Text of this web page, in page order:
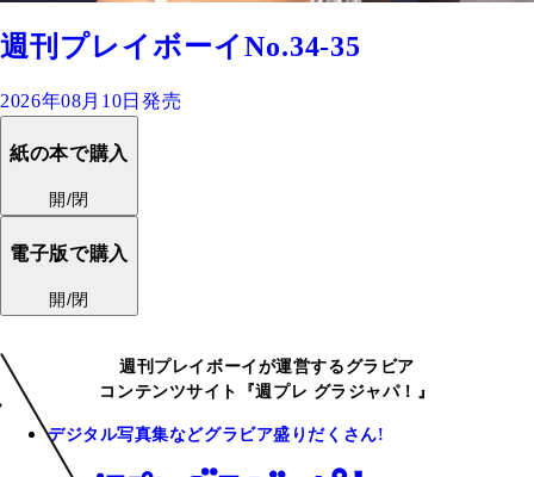
週刊プレイボーイNo.34-35
2026年08月10日発売
紙の本で購入
開/閉
電子版で購入
開/閉
週刊プレイボーイが運営するグラビア
コンテンツサイト『週プレ グラジャパ！』
デジタル写真集などグラビア盛りだくさん!